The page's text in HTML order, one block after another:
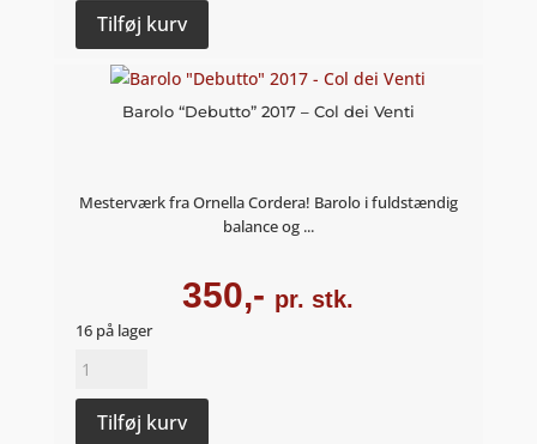
2019
-
Tilføj kurv
Barolo “Debutto” 2017 – Col dei Venti
Mesterværk fra Ornella Cordera! Barolo i fuldstændig
balance og ...
350,- pr. stk.
16 på lager
Barolo
2017Tilføj kurv